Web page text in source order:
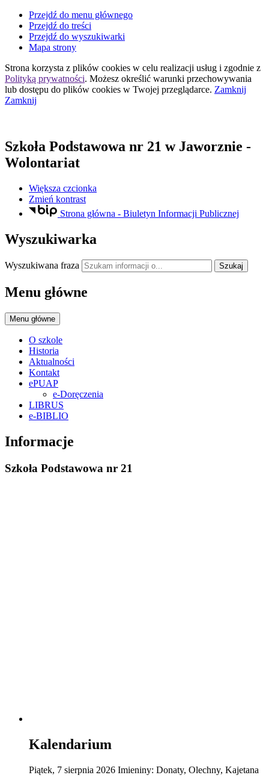
Przejdź do menu głównego
Przejdź do treści
Przejdź do wyszukiwarki
Mapa strony
Strona korzysta z plików cookies w celu realizacji usług i zgodnie z
Polityką prywatności. Możesz określić warunki przechowywania
lub dostępu do plików cookies w Twojej przeglądarce. Zamknij
Zamknij
Szkoła Podstawowa nr 21 w Jaworznie -
Wolontariat
Większa czcionka
Zmień kontrast
Strona główna - Biuletyn Informacji Publicznej
Wyszukiwarka
Wyszukiwana fraza Szukaj
Menu główne
Menu główne
O szkole
Historia
Aktualności
Kontakt
ePUAP
e-Doręczenia
LIBRUS
e-BIBLIO
Informacje
Szkoła Podstawowa nr 21
Kalendarium
Piątek, 7 sierpnia 2026 Imieniny: Donaty, Olechny, Kajetana